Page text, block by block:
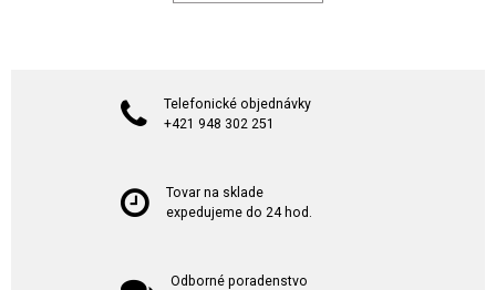
Telefonické objednávky
+421 948 302 251
Tovar na sklade
expedujeme do 24 hod.
Odborné poradenstvo